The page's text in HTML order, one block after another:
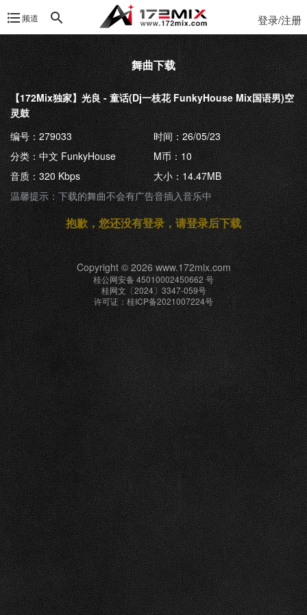
频道 登录/注册
舞曲下载
【172Mix独家】光良 - 童话(Dj一枝花 FunkyHouse Mix国语男)空
灵鼓
编号：279033
时间：26/05/23
分类：中文 FunkyHouse
M币：10
音质：320 Kbps
大小：14.47MB
温馨提示：下载的舞曲不会有广告音插入音乐中
抱歉，您还没有登录，请登录后下载
Copyright © 2026 www.172mix.com
桂公网安备 45010002450662 号
桂网文〔2024〕3347-059号
许可证：桂ICP备2021007224号